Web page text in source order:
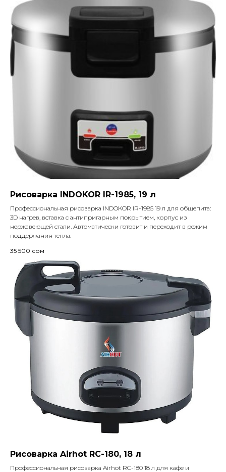
Рисоварка INDOKOR IR-1985, 19 л
Профессиональная рисоварка INDOKOR IR-1985 19 л для общепита:
3D нагрев, вставка с антипригарным покрытием, корпус из
нержавеющей стали. Автоматически готовит и переходит в режим
поддержания тепла.
35 500 сом
Рисоварка Airhot RC-180, 18 л
Профессиональная рисоварка Airhot RC-180 18 л для кафе и